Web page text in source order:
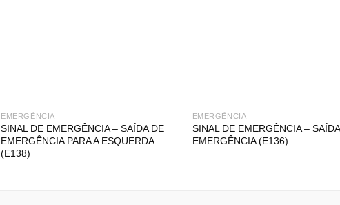
EMERGÊNCIA
SINAL DE EMERGÊNCIA – SAÍDA DE
EMERGÊNCIA PARA A ESQUERDA
(E138)
EMERGÊNCIA
SINAL DE EMERGÊNCIA –
EMERGÊNCIA (E136)